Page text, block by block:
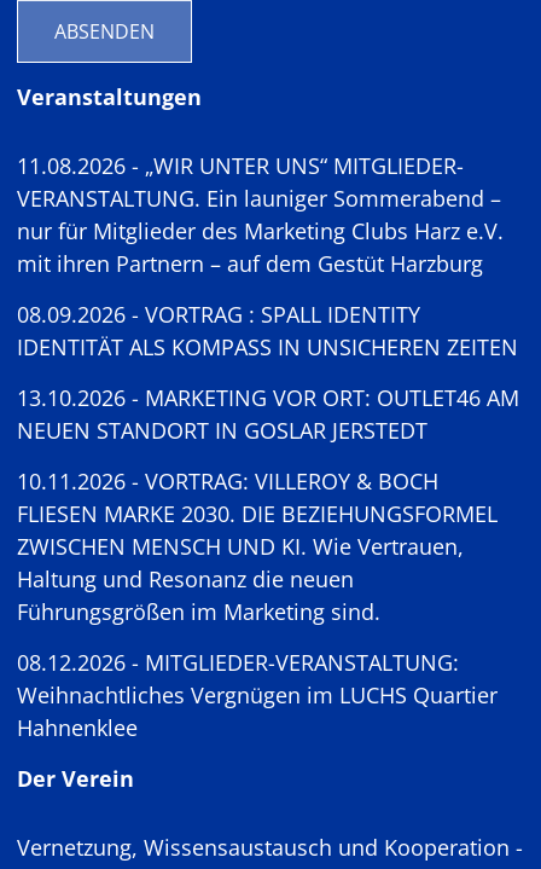
ABSENDEN
Veranstaltungen
11.08.2026 - „WIR UNTER UNS“ MITGLIEDER-
VERANSTALTUNG. Ein launiger Sommerabend –
nur für Mitglieder des Marketing Clubs Harz e.V.
mit ihren Partnern – auf dem Gestüt Harzburg
08.09.2026 - VORTRAG : SPALL IDENTITY
IDENTITÄT ALS KOMPASS IN UNSICHEREN ZEITEN
13.10.2026 - MARKETING VOR ORT: OUTLET46 AM
NEUEN STANDORT IN GOSLAR JERSTEDT
10.11.2026 - VORTRAG: VILLEROY & BOCH
FLIESEN MARKE 2030. DIE BEZIEHUNGSFORMEL
ZWISCHEN MENSCH UND KI. Wie Vertrauen,
Haltung und Resonanz die neuen
Führungsgrößen im Marketing sind.
08.12.2026 - MITGLIEDER-VERANSTALTUNG:
Weihnachtliches Vergnügen im LUCHS Quartier
Hahnenklee
Der Verein
Vernetzung, Wissensaustausch und Kooperation -